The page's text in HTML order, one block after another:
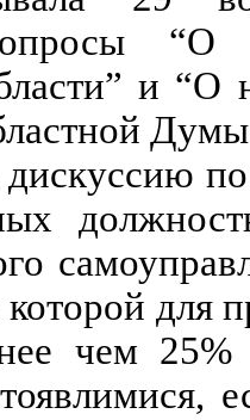
“О
и “О
по
которой для
чем 25%